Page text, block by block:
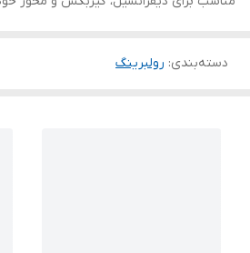
دسته‌بندی: رولبرینگ